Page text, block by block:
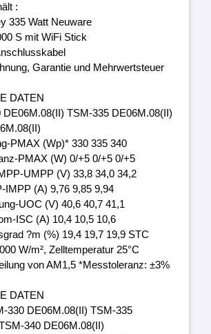
:
335 Watt Neuware
S mit WiFi Stick
Garantie und Mehrwertsteuer
DATEN
DE06M.08(II) TSM-335 DE06M.08(II)
PMAX (Wp)* 330 335 340
PMAX (W) 0/+5 0/+5 0/+5
UMPP (V) 33,8 34,0 34,2
IMPP (A) 9,76 9,85 9,94
UOC (V) 40,6 40,7 41,1
ISC (A) 10,4 10,5 10,6
?m (%) 19,4 19,7 19,9 STC
W/m², Zelltemperatur 25°C
von AM1,5 *Messtoleranz: ±3%
DATEN
330 DE06M.08(II) TSM-335
340 DE06M.08(II)